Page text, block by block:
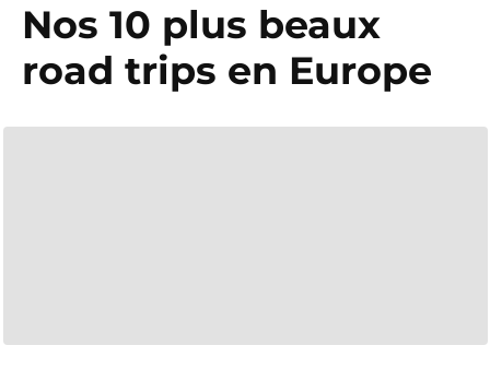
Nos 10 plus beaux
road trips en Europe